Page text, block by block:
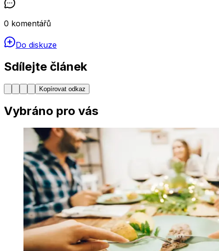
0 komentářů
Do diskuze
Sdílejte článek
Kopírovat odkaz
Vybráno pro vás